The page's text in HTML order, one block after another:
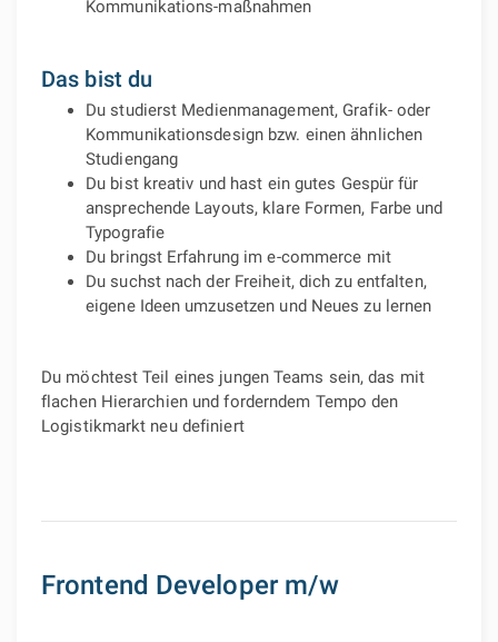
Kommunikations-maßnahmen
Das bist du
Du studierst Medienmanagement, Grafik- oder
Kommunikationsdesign bzw. einen ähnlichen
Studiengang
Du bist kreativ und hast ein gutes Gespür für
ansprechende Layouts, klare Formen, Farbe und
Typografie
Du bringst Erfahrung im e-commerce mit
Du suchst nach der Freiheit, dich zu entfalten,
eigene Ideen umzusetzen und Neues zu lernen
Du möchtest Teil eines jungen Teams sein, das mit
flachen Hierarchien und forderndem Tempo den
Logistikmarkt neu definiert
Frontend Developer m/w